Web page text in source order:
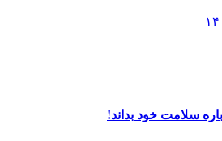
سلامت خود بداند!